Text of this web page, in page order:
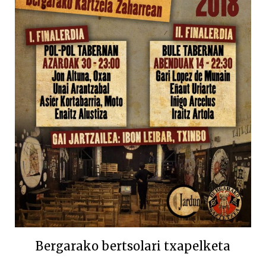
Bergarako bertsolari txapelketa